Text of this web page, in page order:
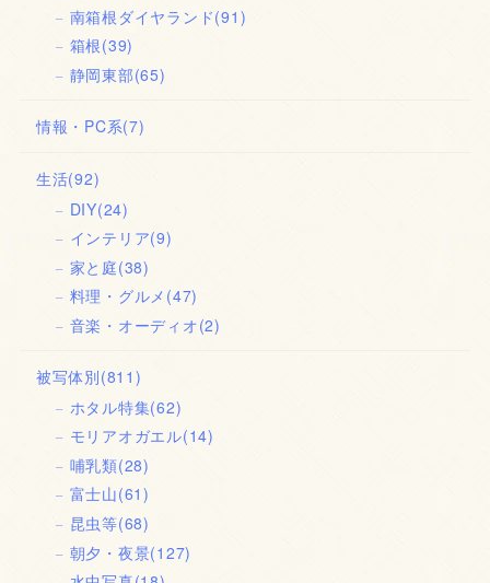
南箱根ダイヤランド(91)
箱根(39)
静岡東部(65)
情報・PC系(7)
生活(92)
DIY(24)
インテリア(9)
家と庭(38)
料理・グルメ (47)
音楽・オーディオ(2)
被写体別(811)
ホタル特集(62)
モリアオガエル(14)
哺乳類(28)
富士山(61)
昆虫等(68)
朝夕・夜景(127)